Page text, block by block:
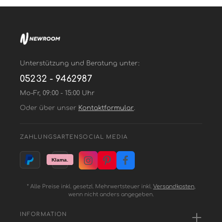
Unterstützung und Beratung unter:
05232 - 9462987
Mo-Fr, 09:00 - 15:00 Uhr
Oder über unser Kontaktformular.
ZAHLUNGSARTEN SOCIAL MEDIA
* Alle Preise inkl. gesetzl. Mehrwertsteuer inkl. Versandkosten,
wenn nicht anders angegeben.
INFORMATION